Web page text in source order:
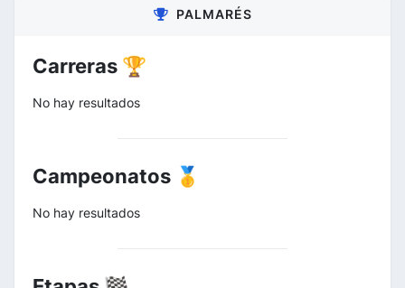
PALMARÉS
Carreras 🏆
No hay resultados
Campeonatos 🥇
No hay resultados